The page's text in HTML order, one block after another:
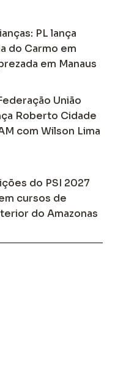
PL lança
do Carmo em
em Manaus
União
Roberto Cidade
com Wilson Lima
do PSI 2027
cursos de
do Amazonas